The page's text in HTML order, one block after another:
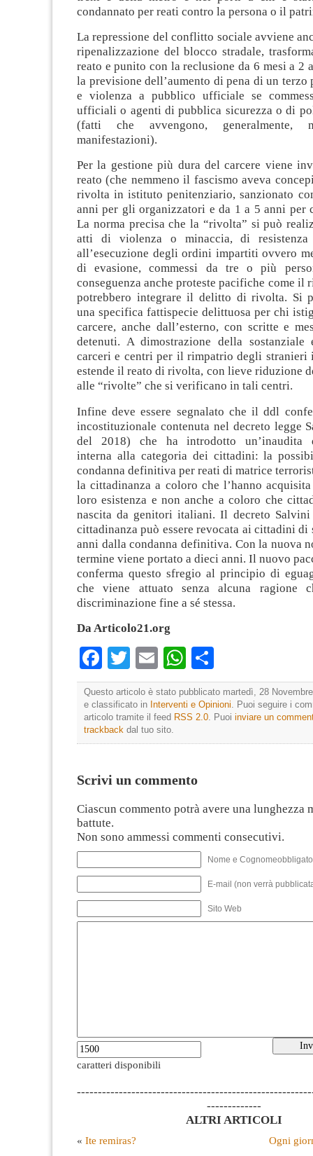
condannato per reati contro la persona o il
La repressione del conflitto sociale avviene
ripenalizzazione del blocco stradale,
reato e punito con la reclusione da 6 mesi a 2
la previsione dell’aumento di pena di un terzo
e violenza a pubblico ufficiale se
ufficiali o agenti di pubblica sicurezza o di
(fatti che avvengono,
manifestazioni).
Per la gestione più dura del carcere viene
reato (che nemmeno il fascismo aveva
rivolta in istituto penitenziario, sanzionato
anni per gli organizzatori e da 1 a 5 anni per
La norma precisa che la “rivolta” si può
atti di violenza o minaccia, di resistenza
all’esecuzione degli ordini impartiti ovvero
di evasione, commessi da tre o più
conseguenza anche proteste pacifiche come il
potrebbero integrare il delitto di rivolta. Si
una specifica fattispecie delittuosa per chi
carcere, anche dall’esterno, con scritte e
detenuti. A dimostrazione della sostanziale
carceri e centri per il rimpatrio degli
estende il reato di rivolta, con lieve riduzione
alle “rivolte” che si verificano in tali centri.
Infine deve essere segnalato che il ddl
incostituzionale contenuta nel decreto legge
del 2018) che ha introdotto un’inaudita
interna alla categoria dei cittadini: la
condanna definitiva per reati di matrice
la cittadinanza a coloro che l’hanno
loro esistenza e non anche a coloro che
nascita da genitori italiani. Il decreto Salvini
cittadinanza può essere revocata ai cittadini di
anni dalla condanna definitiva. Con la nuova
termine viene portato a dieci anni. Il nuovo
conferma questo sfregio al principio di
che viene attuato senza alcuna ragione
discriminazione fine a sé stessa.
Da Articolo21.org
Facebook
TwitterEmailWhatsApp
Questo articolo è stato pubblicato martedì, 28
e classificato in Interventi e Opinioni. Puoi seguire i
articolo tramite il feed RSS 2.0. Puoi inviare un
trackback dal tuo sito.
Scrivi un commento
Ciascun commento potrà avere una lunghezza
battute.
Non sono ammessi commenti consecutivi.
Nome e
E-mail (non verrà
Sito Web
caratteri disponibili
-------------
ALTRI ARTICOLI
« Ite remiras? Ogni